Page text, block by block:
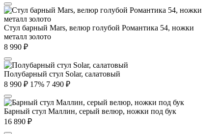
Стул барный Mars, велюр голубой Романтика 54, ножки
металл золото
8 990 ₽
Полубарный стул Solar, салатовый
8 990 ₽ 17% 7 490 ₽
Барный стул Маллин, серый велюр, ножки под бук
16 890 ₽